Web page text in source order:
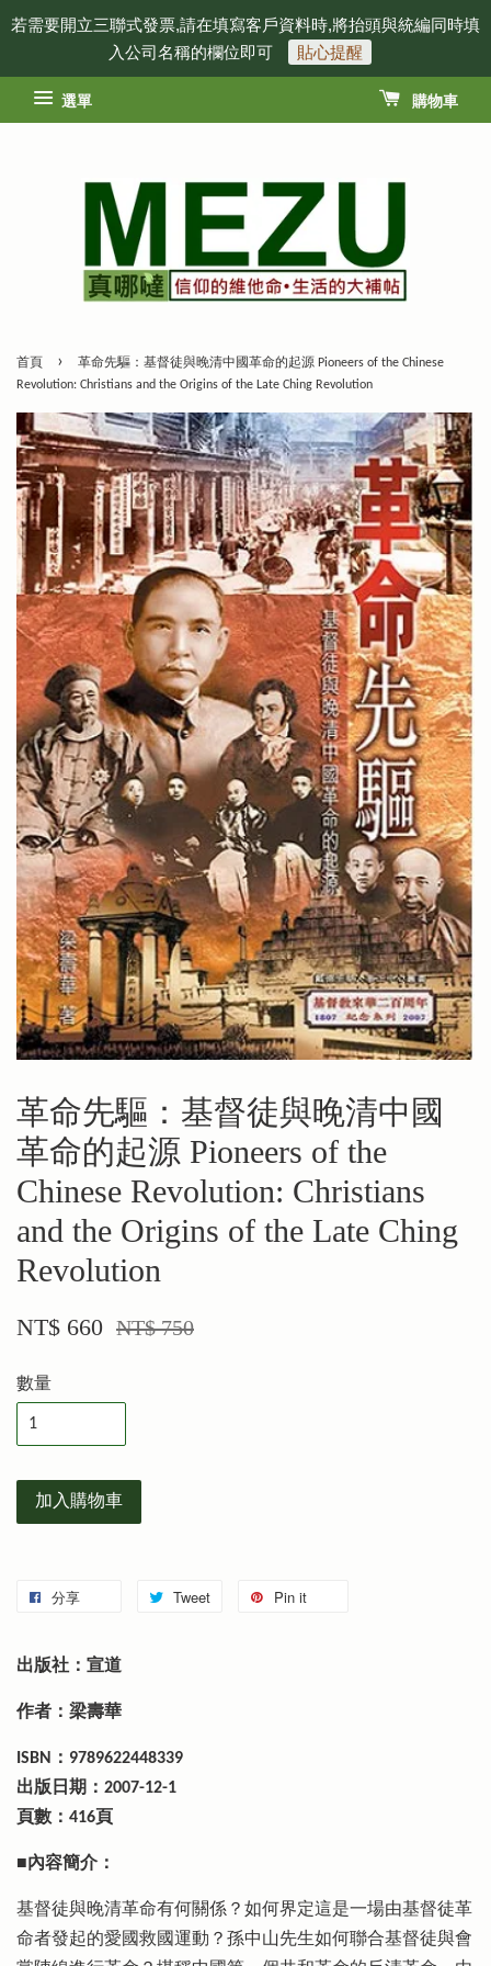
若需要開立三聯式發票,請在填寫客戶資料時,將抬頭與統編同時填
入公司名稱的欄位即可
貼心提醒
選單 購物車
首頁 ›
革命先驅：基督徒與晚清中國革命的起源 Pioneers of the Chinese
Revolution: Christians and the Origins of the Late Ching Revolution
革命先驅：基督徒與晚清中國
革命的起源 Pioneers of the
Chinese Revolution: Christians
and the Origins of the Late Ching
Revolution
NT$ 660 NT$ 750
數量
加入購物車
分享 Tweet Pin it
出版社：宣道
作者：梁壽華
ISBN：9789622448339
出版日期：2007-12-1
頁數：416頁
■內容簡介：
基督徒與晚清革命有何關係？如何界定這是一場由基督徒革
命者發起的愛國救國運動？孫中山先生如何聯合基督徒與會